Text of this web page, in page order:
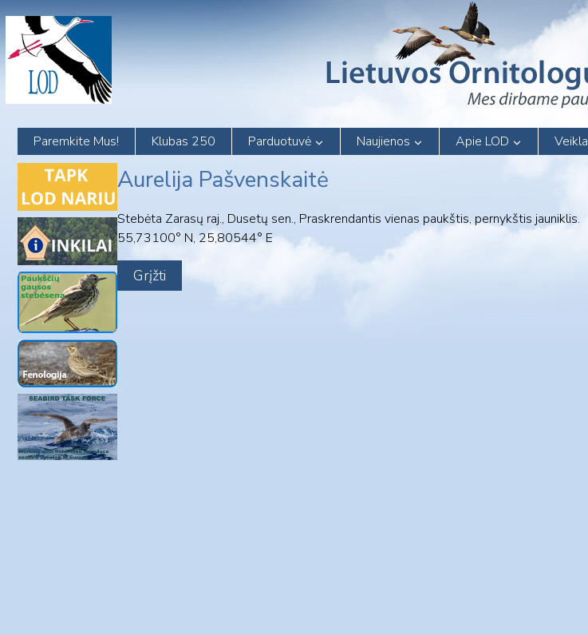
content
Paremkite Mus! Klubas 250 Parduotuvė Naujienos Apie LOD Veikla
Aurelija Pašvenskaitė
Stebėta Zarasų raj., Dusetų sen., Praskrendantis vienas paukštis, pernykštis jauniklis.
55,73100° N, 25,80544° E